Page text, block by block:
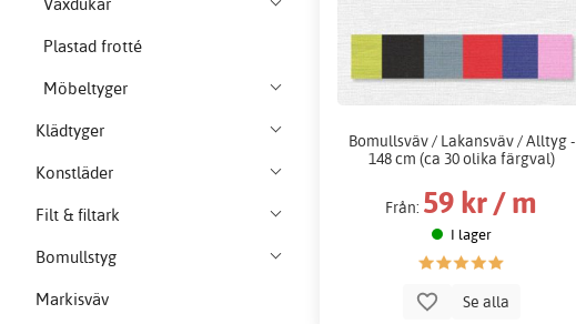
Vaxdukar
Plastad frotté
Möbeltyger
Klädtyger
Konstläder
Filt & filtark
Bomullstyg
Markisväv
Bomullsväv / Lakansväv / Alltyg -
148 cm (ca 30 olika färgval)
Från: 59 kr / m
I lager
Se alla